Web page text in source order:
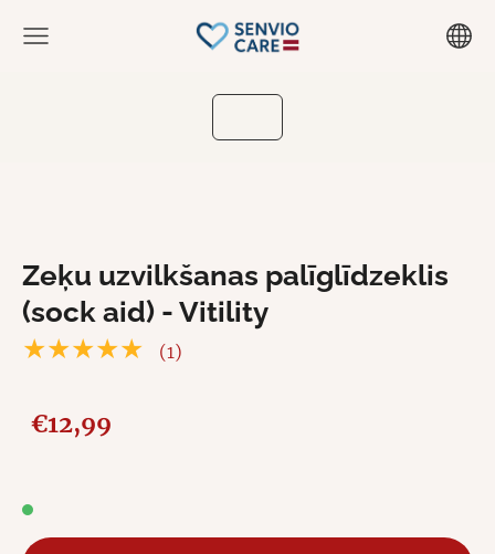
Zeķu uzvilkšanas palīglīdzeklis
(sock aid) - Vitility
★★★★★ (1)
€12,99